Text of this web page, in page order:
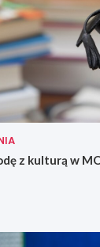
z kulturą w